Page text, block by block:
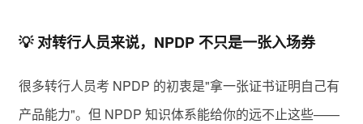
💡 对转行人员来说，NPDP 不只是一张入场券
很多转行人员考 NPDP 的初衷是"拿一张证书证明自己有
产品能力"。但 NPDP 知识体系能给你的远不止这些——